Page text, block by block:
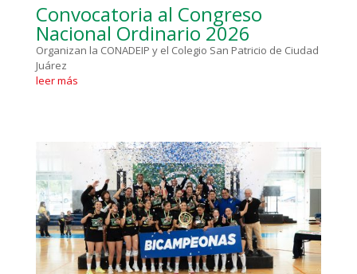
Convocatoria al Congreso
Nacional Ordinario 2026
Organizan la CONADEIP y el Colegio San Patricio de Ciudad
Juárez
leer más